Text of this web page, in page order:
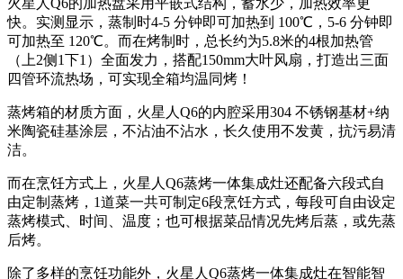
火星人Q6的加热盘采用平嵌式结构，蓄水少，加热效率更
快。实测显示，蒸制时4-5 分钟即可加热到 100℃，5-6 分钟即
可加热至 120℃。而在烤制时，总长约为5.8米的4根加热管
（上2侧1下1）全面发力，搭配150mm大叶风扇，打造出三面
四管环流热场，可实现全箱均温同烤！
蒸烤箱的材质方面，火星人Q6的内腔采用304 不锈钢基材+纳
米陶瓷硅基涂层，不沾油不沾水，长久使用不发黄，抗污易清
洁。
而在烹饪方式上，火星人Q6蒸烤一体集成灶还配备六段式自
由定制蒸烤，1道菜一共可制定6段烹饪方式，每段可自由设定
蒸烤模式、时间、温度；也可根据菜品情况先烤后蒸，或先蒸
后烤。
除了多样的烹饪功能外，火星人Q6蒸烤一体集成灶在智能智